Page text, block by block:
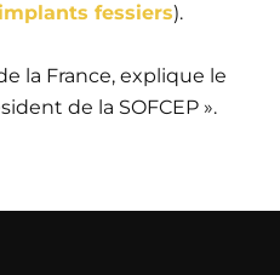
implants fessiers).
la France, explique le
de la SOFCEP ».